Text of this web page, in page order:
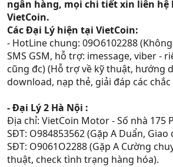
ngân hàng, mọi chi tiết xin liên hệ
VietCoin.
Các Đại Lý hiện tại VietCoin:
- HotLine chung: 09O6102288
SMS GSM, hỗ trợ: imessage, viber -
cũng đc) (Hỗ trợ về kỹ thuật, hướng
download, nạp thẻ, giải đáp các chắc
- Đại Lý 2 Hà Nội :
Địa chỉ: VietCoin Motor - Số nhà 175
SĐT: O984853562 (Gặp A Duẩn, Giao
SĐT: O9061O2288 (Gặp A Cường
thuật, check tình trạng hàng hóa).